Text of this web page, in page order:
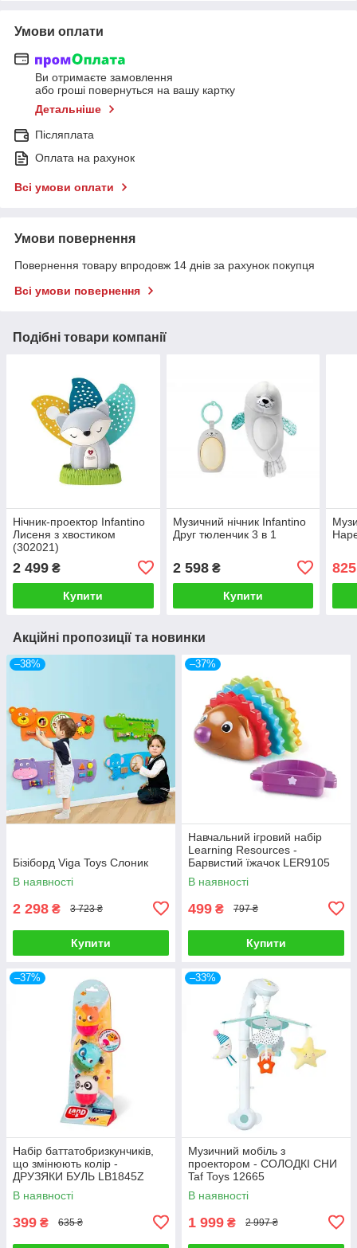
Умови оплати
Ви отримаєте замовлення
або гроші повернуться на вашу картку
Детальніше
Післяплата
Оплата на рахунок
Всі умови оплати
Умови повернення
Повернення товару впродовж 14 днів за рахунок покупця
Всі умови повернення
Подібні товари компанії
Нічник-проектор Infantino
Лисеня з хвостиком
(302021)
2 499 ₴
Купити
Музичний нічник Infantino
Друг тюленчик 3 в 1
2 598₴
Купити
825
Акційні пропозиції та новинки
–38%
Бізіборд Viga Toys Слоник
В наявності
2 298 ₴ 3 723 ₴
Купити
–37%
Навчальний ігровий набір
Learning Resources -
Барвистий їжачок LER9105
В наявності
499 ₴ 797 ₴
Купити
–37%
Набір баттатобризкунчиків,
що змінюють колір -
ДРУЗЯКИ БУЛЬ LB1845Z
В наявності
399 ₴ 635 ₴
–33%
Музичний мобіль з
проектором - СОЛОДКІ СНИ
Taf Toys 12665
В наявності
1 999 ₴ 2 997 ₴